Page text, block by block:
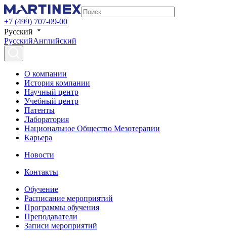
+7 (499) 707-09-00
Русский
РусскийАнглийский
О компании
История компании
Научный центр
Учебный центр
Патенты
Лаборатория
Национальное Общество Мезотерапии
Карьера
Новости
Контакты
Обучение
Расписание мероприятий
Программы обучения
Преподаватели
Записи мероприятий